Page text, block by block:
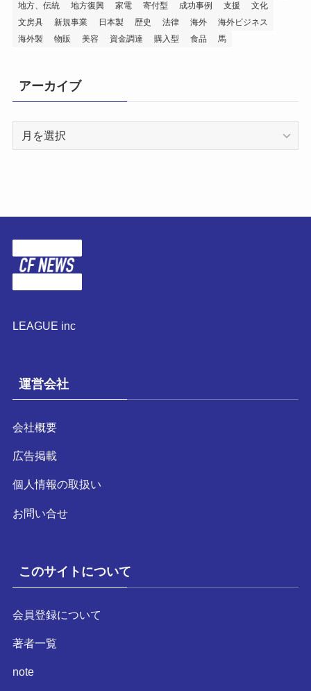
地方、伝統
地方復興 家電 寄付型 成功事例 支援
文化
文房具
新規事業 日本製 歴史 法律 海外
海外ビジネス
海外製
物販 美容 資金調達 購入型 食品 馬
アーカイブ
LEAGUE inc
運営会社
会社概要
広告掲載
個人情報の取扱い
お問い合せ
このサイトについて
会員登録について
著者一覧
note